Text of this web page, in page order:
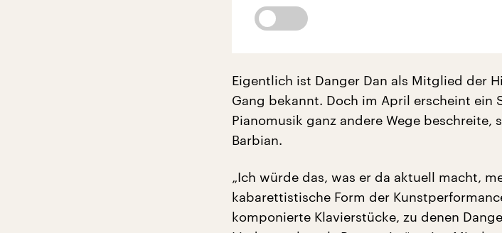
Eigentlich ist Danger Dan als Mitglied der
Gang bekannt. Doch im April erscheint ein
Pianomusik ganz andere Wege beschreite,
Barbian.
„Ich würde das, was er da aktuell macht,
kabarettistische Form der
komponierte Klavierstücke, zu denen